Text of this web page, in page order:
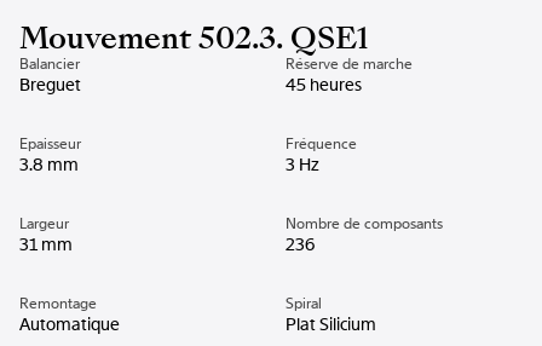
Mouvement 502.3. QSE1
Balancier
Breguet
Réserve de marche
45 heures
Epaisseur
3.8 mm
Fréquence
3 Hz
Largeur
31 mm
Nombre de composants
236
Remontage
Automatique
Spiral
Plat Silicium